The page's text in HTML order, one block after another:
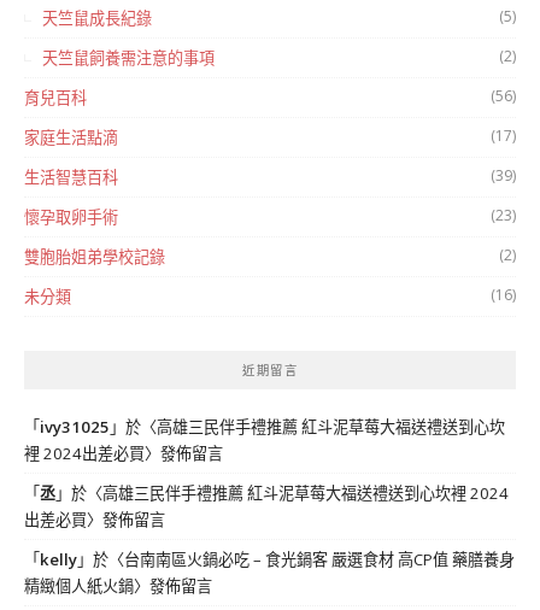
天竺鼠成長紀錄 (5)
天竺鼠飼養需注意的事項 (2)
育兒百科 (56)
家庭生活點滴 (17)
生活智慧百科 (39)
懷孕取卵手術 (23)
雙胞胎姐弟學校記錄 (2)
未分類 (16)
近期留言
「 ivy31025 」於〈高雄三民伴手禮推薦 紅斗泥草莓大福送禮送到心坎
裡 2024出差必買〉發佈留言
「丞」於〈高雄三民伴手禮推薦 紅斗泥草莓大福送禮送到心坎裡 2024
出差必買〉發佈留言
「 kelly」於〈台南南區火鍋必吃 – 食光鍋客 嚴選食材 高CP值 藥膳養身
精緻個人紙火鍋〉發佈留言